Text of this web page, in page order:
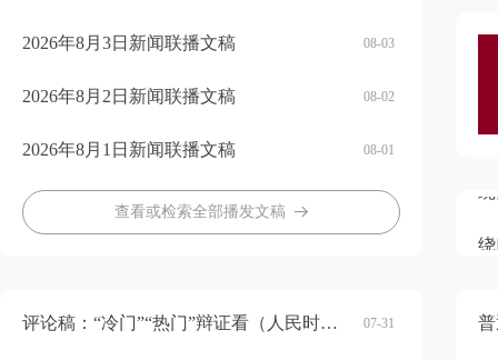
08-03
2026年8月3日新闻联播文稿
08-02
2026年8月2日新闻联播文稿
08-01
2026年8月1日新闻联播文稿
查看或检索全部播发文稿 뀠
07-31
评论稿：“冷门”“热门”辩证看（人民时评）